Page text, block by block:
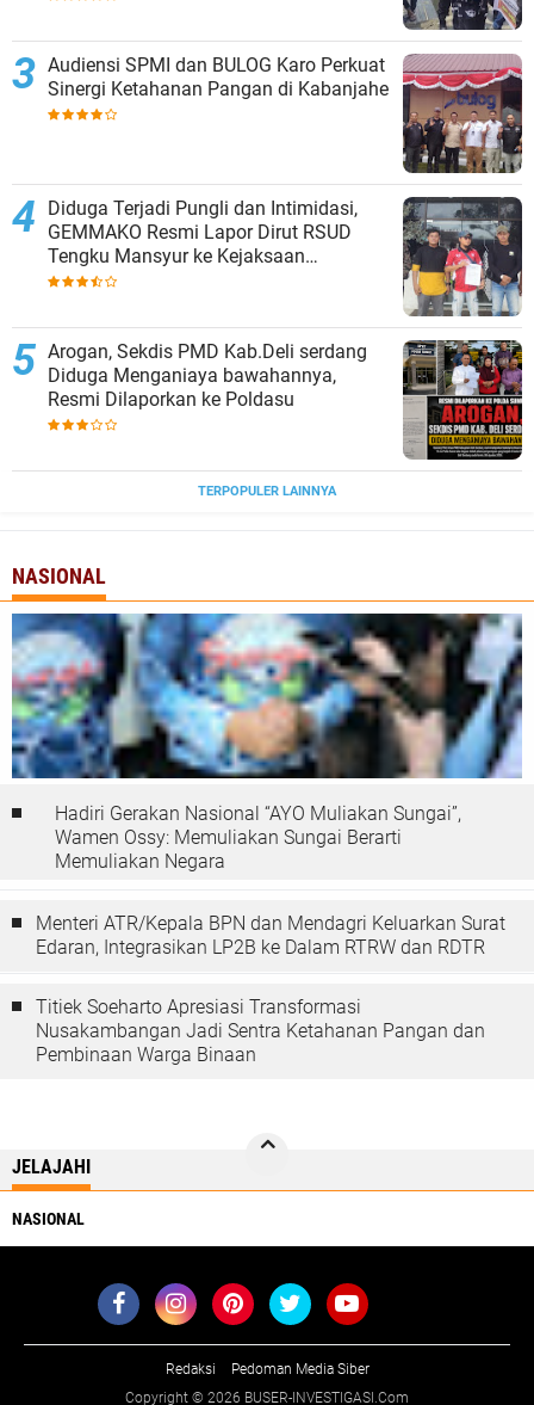
Audiensi SPMI dan BULOG Karo Perkuat
Sinergi Ketahanan Pangan di Kabanjahe
Diduga Terjadi Pungli dan Intimidasi,
GEMMAKO Resmi Lapor Dirut RSUD
Tengku Mansyur ke Kejaksaan
Tanjungbalai
‎Arogan, Sekdis PMD Kab.Deli serdang
Diduga Menganiaya bawahannya,
Resmi Dilaporkan ke Poldasu
TERPOPULER LAINNYA
NASIONAL
Hadiri Gerakan Nasional “AYO Muliakan Sungai”,
Wamen Ossy: Memuliakan Sungai Berarti
Memuliakan Negara
Menteri ATR/Kepala BPN dan Mendagri Keluarkan Surat
Edaran, Integrasikan LP2B ke Dalam RTRW dan RDTR
Titiek Soeharto Apresiasi Transformasi
Nusakambangan Jadi Sentra Ketahanan Pangan dan
Pembinaan Warga Binaan
JELAJAHI
NASIONAL
Redaksi
Pedoman Media Siber
Copyright © 2026 BUSER-INVESTIGASI.Com